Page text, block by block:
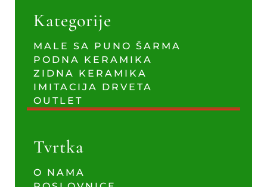
Kategorije
MALE SA PUNO ŠARMA
PODNA KERAMIKA
ZIDNA KERAMIKA
IMITACIJA DRVETA
OUTLET
Tvrtka
O NAMA